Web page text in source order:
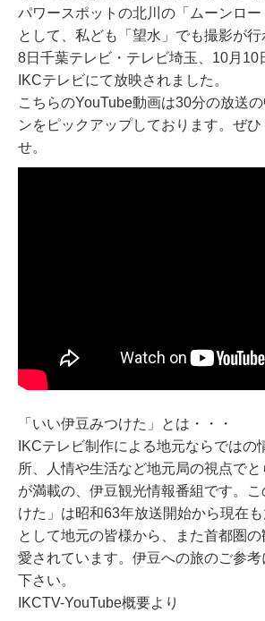
パワースポットの北川の「ムーンロ
として、私ども「望水」でも撮影が
8日千葉テレビ・テレビ埼玉、10月10
IKCテレビにて放映されました。
こちらのYouTube動画は30分の放送
ンをピックアップしております。ぜひ
せ。
「いい伊豆みつけた」とは・・・
IKCテレビ制作による地元ならではの
所、人情や生活など地元局の視点で
が満載の、伊豆観光情報番組です。
けた」は昭和63年放送開始から現在
として地元­の皆様から、また首都圏
愛されています。伊豆への旅のご参
下さい。
IKCTV-YouTube概要より